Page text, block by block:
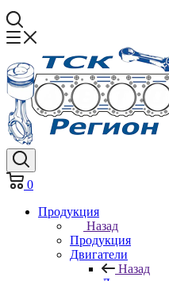
0
Продукция
Назад
Продукция
Двигатели
Назад